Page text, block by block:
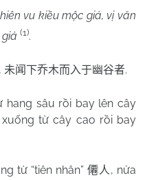
vu kiều mộc giả, vị văn
(1).
, 未闻下乔木而入于幽谷者.
hang sâu rồi bay lên cây
từ cây cao rồi bay
từ “tiên nhân” 僊人 , nửa